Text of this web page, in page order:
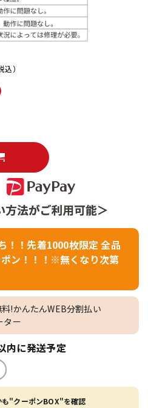
込）
！！先着1000枚限定 全品
ン！！！※無くなり次第
!かんたんWEB分割払い
ター
内に発送予定
も"クーポンBOX"を確認